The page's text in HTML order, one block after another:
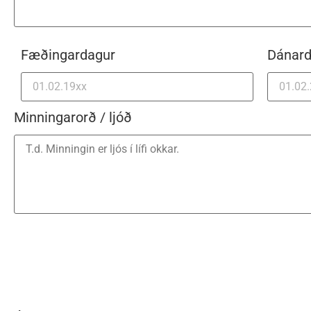
Fæðingardagur
Minningarorð / ljóð